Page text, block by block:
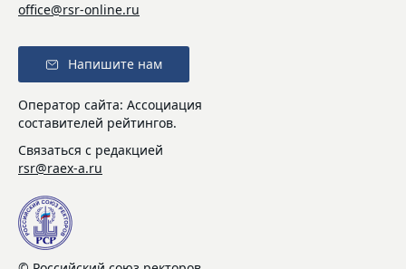
office@rsr-online.ru
Напишите нам
Оператор сайта: Ассоциация
составителей рейтингов.
Связаться с редакцией
rsr@raex-a.ru